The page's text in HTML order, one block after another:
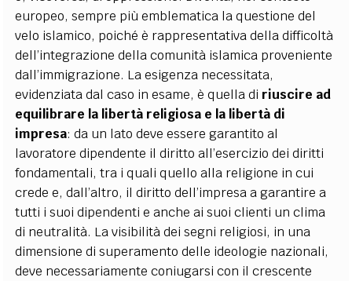
europeo, sempre più emblematica la questione del
velo islamico, poiché è rappresentativa della difficoltà
dell’integrazione della comunità islamica proveniente
dall’immigrazione. La esigenza necessitata,
evidenziata dal caso in esame, è quella di riuscire ad
equilibrare la libertà religiosa e la libertà di
impresa: da un lato deve essere garantito al
lavoratore dipendente il diritto all’esercizio dei diritti
fondamentali, tra i quali quello alla religione in cui
crede e, dall’altro, il diritto dell’impresa a garantire a
tutti i suoi dipendenti e anche ai suoi clienti un clima
di neutralità. La visibilità dei segni religiosi, in una
dimensione di superamento delle ideologie nazionali,
deve necessariamente coniugarsi con il crescente